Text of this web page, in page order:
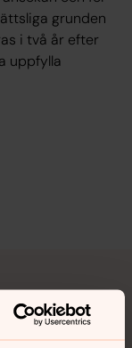
grunden
i två år efter
uppfylla